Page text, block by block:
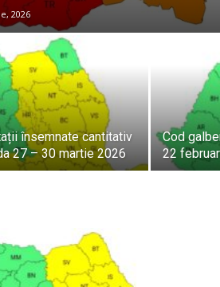
2026
însemnate cantitativ
27 – 30 martie 2026
Cod
22